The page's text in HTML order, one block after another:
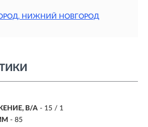
НИЖНИЙ НОВГОРОД
В/А - 15 / 1
- 85